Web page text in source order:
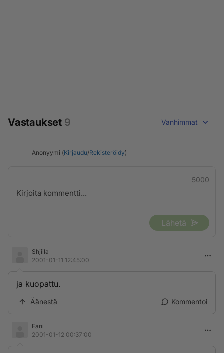
Vastaukset 9 Vanhimmat
Anonyymi (Kirjaudu/Rekisteröidy)
5000
Lähetä
Shjiila
2001-01-11 12:45:00
ja kuopattu.
Äänestä Kommentoi
Fani
2001-01-12 00:37:00